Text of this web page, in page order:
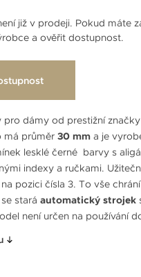
již v prodeji. Pokud máte
a ověřit dostupnost.
pro dámy od prestižní značky
má průměr 30 mm a je
lesklé černé barvy s
indexy a ručkami.
pozici čísla 3. To vše
stará automatický strojek
není určen na používání